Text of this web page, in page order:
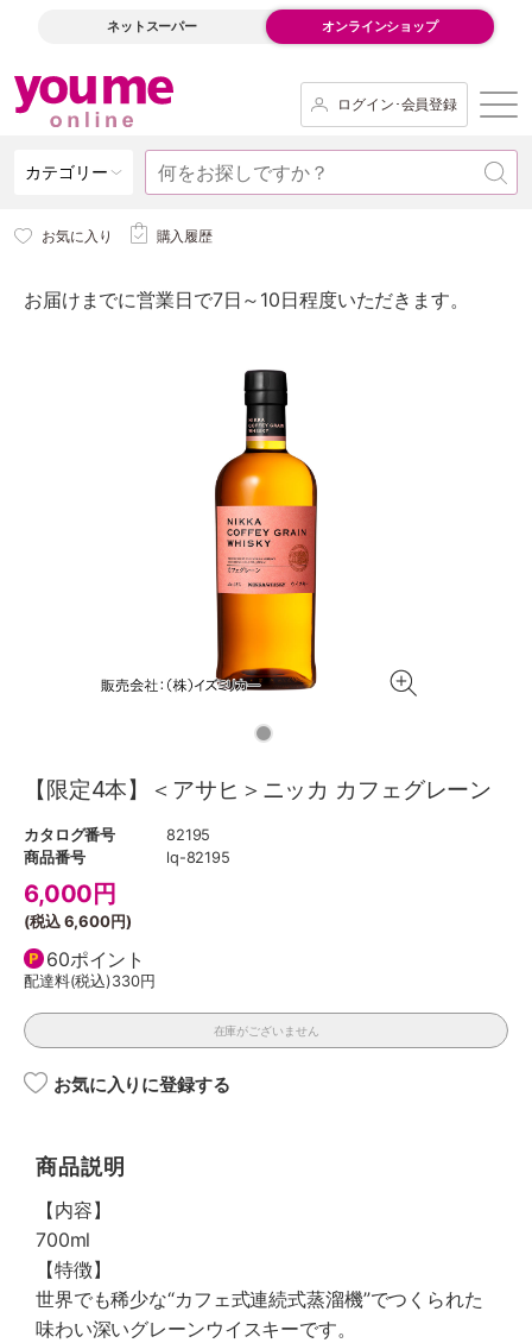
ネットスーパー オンラインショップ
ログイン･会員登録
カテゴリー
お気に入り 購入履歴
お届けまでに営業日で7日～10日程度いただきます。
【限定4本】＜アサヒ＞ニッカ カフェグレーン
カタログ番号
82195
商品番号
lq-82195
6,000 円
(税込6,600円)
60ポイント
配達料(税込)330円
在庫がございません
お気に入りに登録する
商品説明
【内容】
700ml
【特徴】
世界でも稀少な“カフェ式連続式蒸溜機”でつくられた
味わい深いグレーンウイスキーです。